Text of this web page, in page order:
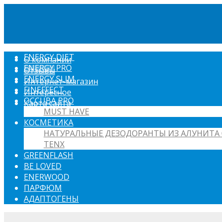
О компании
Отзывы
Интернет-магазин
Интересное
Карта сайта
ENERGY DIET
ENERGY PRO
ENERGY SLIM
FINEFFECT
OCCUBA PRO
MUST HAVE
КОСМЕТИКА
НАТУРАЛЬНЫЕ ДЕЗОДОРАНТЫ ИЗ АЛУНИТА
TENX
GREENFLASH
BE LOVED
ENERWOOD
ПАРФЮМ
АДАПТОГЕНЫ